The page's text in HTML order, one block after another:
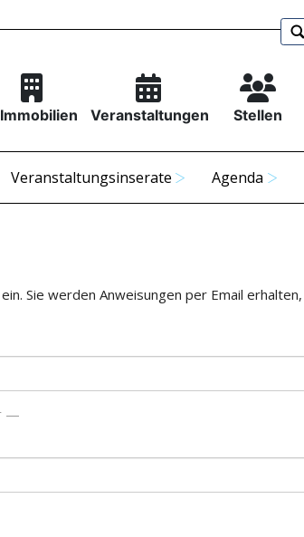
Immobilien Veranstaltungen Stellen
Veranstaltungsinserate Agenda